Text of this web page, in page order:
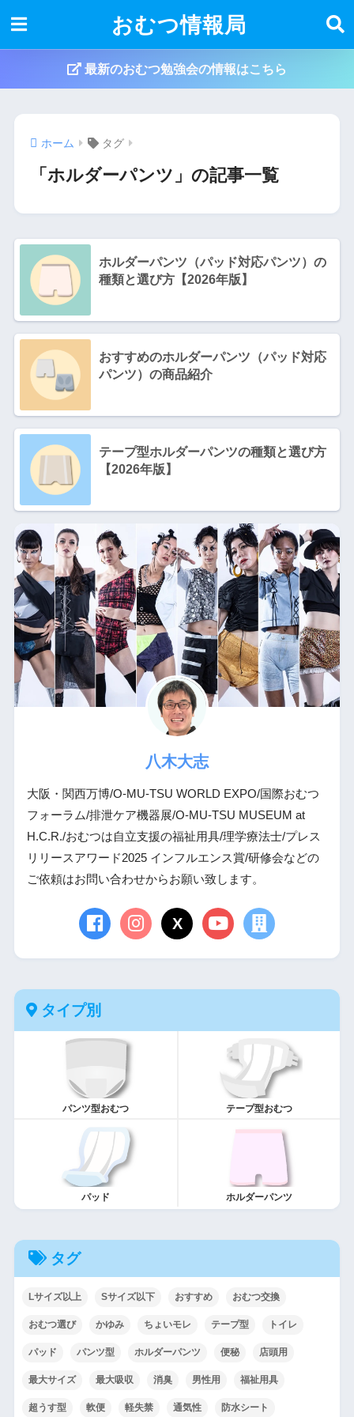
おむつ情報局
最新のおむつ勉強会の情報はこちら
ホーム タグ
「ホルダーパンツ」の記事一覧
ホルダーパンツ（パッド対応パンツ）の
種類と選び方【2026年版】
おすすめのホルダーパンツ（パッド対応
パンツ）の商品紹介
テープ型ホルダーパンツの種類と選び方
【2026年版】
八木大志
大阪・関西万博/O-MU-TSU WORLD EXPO/国際おむつ
フォーラム/排泄ケア機器展/O-MU-TSU MUSEUM at
H.C.R./おむつは自立支援の福祉用具/理学療法士/プレス
リリースアワード2025 インフルエンス賞/研修会などの
ご依頼はお問い合わせからお願い致します。
X
タイプ別
パンツ型おむつ テープ型おむつ
パッド ホルダーパンツ
タグ
Lサイズ以上 Sサイズ以下 おすすめ おむつ交換
おむつ選び かゆみ ちょいモレ テープ型 トイレ
パッド パンツ型 ホルダーパンツ 便秘 店頭用
最大サイズ 最大吸収 消臭 男性用 福祉用具
超うす型 軟便 軽失禁 通気性 防水シート